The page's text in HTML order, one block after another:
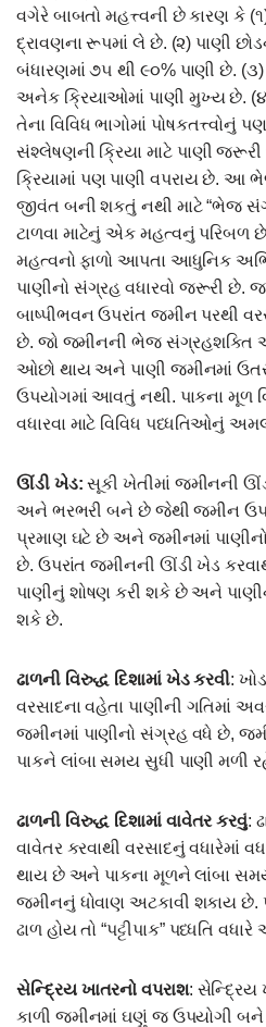
વગેરે બાબતો મહત્ત્વની છે કારણ કે
દ્રાવણના રૂપમાં લે છે. (૨) પાણી
બંધારણમાં ૭૫ થી ૯૦% પાણી છે. (૩)
અનેક ક્રિયાઓમાં પાણી મુખ્ય છે.
તેના વિવિધ ભાગોમાં પોષકતત્ત્વોનું
સંશ્લેષણની ક્રિયા માટે પાણી
ક્રિયામાં પણ પાણી વપરાય છે. આ
જીવંત બની શકતું નથી માટે “ભેજ
ટાળવા માટેનું એક મહત્વનું પરિબળ
મહત્વનો ફાળો આપતા આધુનિક
પાણીનો સંગ્રહ વધારવો જરૂરી છે.
બાષ્પીભવન ઉપરાંત જમીન પરથી
છે. જો જમીનની ભેજ સંગ્રહશક્તિ
ઓછો થાય અને પાણી જમીનમાં
ઉપયોગમાં આવતું નથી. પાકના મૂળ
વધારવા માટે વિવિધ પધ્ધતિઓનું
ઊંડી ખેડ: સૂકી ખેતીમાં જમીનની
અને ભરભરી બને છે જેથી જમીન
પ્રમાણ ઘટે છે અને જમીનમાં
છે. ઉપરાંત જમીનની ઊંડી ખેડ
પાણીનું શોષણ કરી શકે છે અને
શકે છે.
ઢાળની વિરુદ્ધ દિશામાં ખેડ કરવી:
વરસાદના વહેતા પાણીની ગતિમાં
જમીનમાં પાણીનો સંગ્રહ વધે છે,
પાકને લાંબા સમય સુધી પાણી મળી
ઢાળની વિરુદ્ધ દિશામાં વાવેતર કરવું:
વાવેતર કરવાથી વરસાદનું વધારેમાં
થાય છે અને પાકના મૂળને લાંબા
જમીનનું ધોવાણ અટકાવી શકાય છે.
ઢાળ હોય તો “પટ્ટીપાક” પધ્ધતિ
સેન્દ્રિય ખાતરનો વપરાશ: સેન્દ્રિય
કાળી જમીનમાં ઘણું જ ઉપયોગી